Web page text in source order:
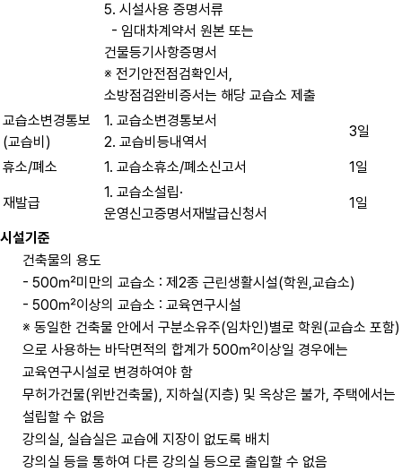
5. 시설사용 증명서류
- 임대차계약서 원본 또는
건물등기사항증명서
※ 전기안전점검확인서,
소방점검완비증서는 해당 교습소 제출
교습소변경통보
(교습비)
1. 교습소변경통보서
2. 교습비등내역서
3일
휴소/폐소 1. 교습소휴소/폐소신고서 1일
재발급
1. 교습소설립·
운영신고증명서재발급신청서
1일
시설기준
건축물의 용도
- 500㎡미만의 교습소 : 제2종 근린생활시설(학원,교습소)
- 500㎡이상의 교습소 : 교육연구시설
※ 동일한 건축물 안에서 구분소유주(임차인)별로 학원(교습소 포함)
으로 사용하는 바닥면적의 합계가 500㎡이상일 경우에는
교육연구시설로 변경하여야 함
무허가건물(위반건축물), 지하실(지층) 및 옥상은 불가, 주택에서는
설립할 수 없음
강의실, 실습실은 교습에 지장이 없도록 배치
강의실 등을 통하여 다른 강의실 등으로 출입할 수 없음